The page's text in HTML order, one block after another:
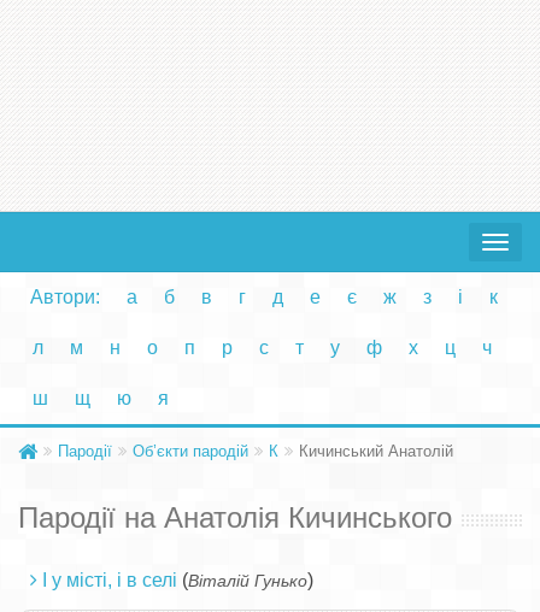
Toggle
Автори: а б в г д е є ж з і к
л м н о п р с т у ф х ц ч
ш щ ю я
Пародії Об’єкти пародій К Кичинський Анатолій
Пародії на Анатолія Кичинського
І у місті, і в селі (Віталій Гунько)